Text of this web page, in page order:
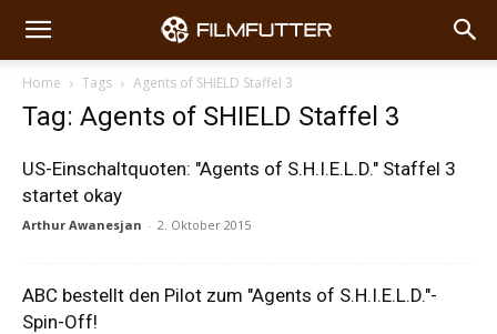
Home Tags Agents of SHIELD Staffel 3
Tag: Agents of SHIELD Staffel 3
US-Einschaltquoten: "Agents of S.H.I.E.L.D." Staffel 3
startet okay
Arthur Awanesjan - 2. Oktober 2015
ABC bestellt den Pilot zum "Agents of S.H.I.E.L.D."-
Spin-Off!